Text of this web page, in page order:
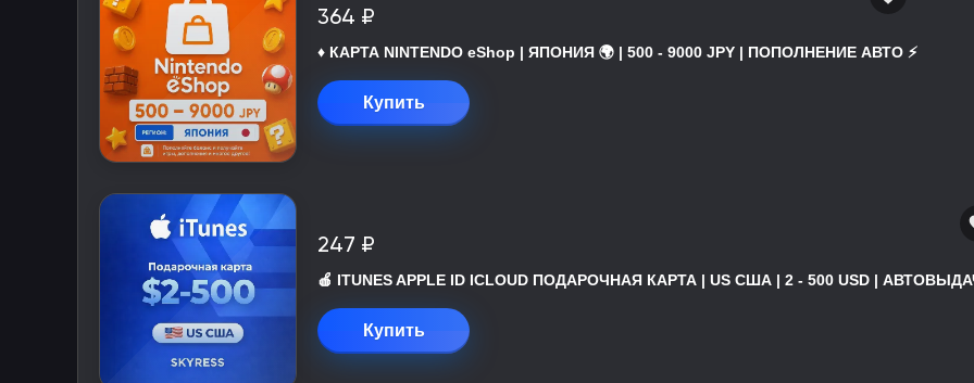
364 ₽
♦️ КАРТА NINTENDO eShop | ЯПОНИЯ 🌍 | 500 - 9000 JPY | ПОПОЛНЕНИЕ АВТО ⚡
Купить
247 ₽
🍎 ITUNES APPLE ID ICLOUD ПОДАРОЧНАЯ КАРТА | US США | 2 - 500 USD |
Купить